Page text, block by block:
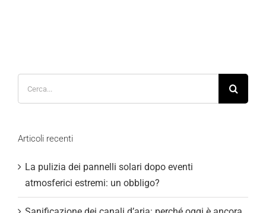
Articoli recenti
La pulizia dei pannelli solari dopo eventi
atmosferici estremi: un obbligo?